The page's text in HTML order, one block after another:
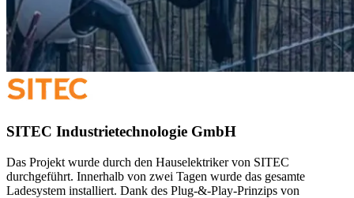
SITEC Industrietechnologie GmbH
Das Projekt wurde durch den Hauselektriker von SITEC
durchgeführt. Innerhalb von zwei Tagen wurde das gesamte
Ladesystem installiert. Dank des Plug-&-Play-Prinzips von